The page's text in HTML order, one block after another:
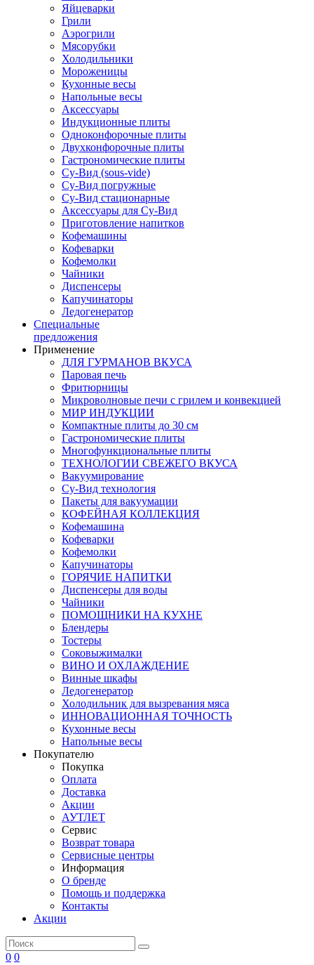
Яйцеварки
Грили
Аэрогрили
Мясорубки
Холодильники
Мороженицы
Кухонные весы
Напольные весы
Аксессуары
Индукционные плиты
Одноконфорочные плиты
Двухконфорочные плиты
Гастрономические плиты
Су-Вид (sous-vide)
Су-Вид погружные
Су-Вид стационарные
Аксессуары для Су-Вид
Приготовление напитков
Кофемашины
Кофеварки
Кофемолки
Чайники
Диспенсеры
Капучинаторы
Ледогенератор
Специальные
предложения
Применение
ДЛЯ ГУРМАНОВ ВКУСА
Паровая печь
Фритюрницы
Микроволновые печи с грилем и конвекцией
МИР ИНДУКЦИИ
Компактные плиты до 30 см
Гастрономические плиты
Многофункциональные плиты
ТЕХНОЛОГИИ СВЕЖЕГО ВКУСА
Вакуумирование
Су-Вид технология
Пакеты для вакуумации
КОФЕЙНАЯ КОЛЛЕКЦИЯ
Кофемашина
Кофеварки
Кофемолки
Капучинаторы
ГОРЯЧИЕ НАПИТКИ
Диспенсеры для воды
Чайники
ПОМОЩНИКИ НА КУХНЕ
Блендеры
Тостеры
Соковыжималки
ВИНО И ОХЛАЖДЕНИЕ
Винные шкафы
Ледогенератор
Холодильник для вызревания мяса
ИННОВАЦИОННАЯ ТОЧНОСТЬ
Кухонные весы
Напольные весы
Покупателю
Покупка
Оплата
Доставка
Акции
АУТЛЕТ
Сервис
Возврат товара
Сервисные центры
Информация
О бренде
Помощь и поддержка
Контакты
Акции
0 0